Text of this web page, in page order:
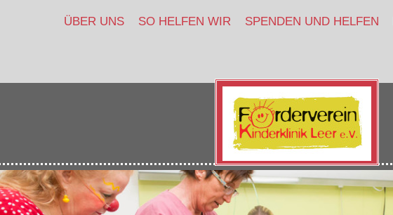
ÜBER UNS SO HELFEN WIR SPENDEN UND HELFEN